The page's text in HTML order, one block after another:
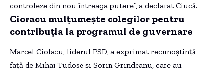
controleze din nou întreaga putere”, a declarat Ciucă.
Cioracu mulțumește colegilor pentru
contribuția la programul de guvernare
Marcel Ciolacu, liderul PSD, a exprimat recunoștință
față de Mihai Tudose și Sorin Grindeanu, care au